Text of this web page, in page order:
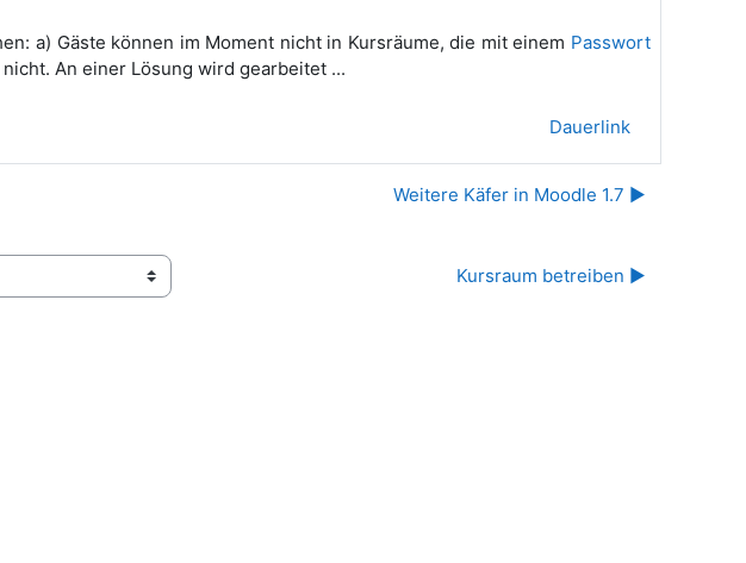
a) Gäste können im Moment nicht in Kursräume, die mit einem Passwort
An einer Lösung wird gearbeitet ...
Dauerlink
Weitere Käfer in Moodle 1.7 ▶︎
Kursraum betreiben ▶︎